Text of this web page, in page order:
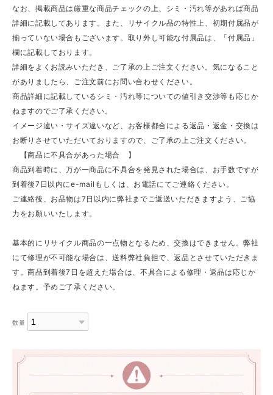
なお、掲載商品は厳重な商品チェックの上、シミ・汚れ等があれば商品
詳細に記載してあります。また、リサイクル品の特性上、初期付属品が
揃っていない場合もございます。取り外し可能な付属品は、「付属品」
欄に記載しております。
詳細をよくお読みいただき、ご了承の上ご注文ください。気になること
がありましたら、ご注文前にお問い合わせください。
商品詳細に記載しているシミ・汚れ等についての値引き交渉等も応じか
ねますのでご了承ください。
イメージ違い・サイズ違いなど、お客様都合による返品・返金・交換は
お断りさせていただいておりますので、ご了承の上ご注文ください。
【商品に不具合があった場合 】
商品到着時に、万が一商品に不具合を発見された場合は、お手数ですが
到着後7日以内にe-mailもしくは、お電話にてご連絡ください。
ご連絡後、お品物は7日以内に弊社までご返送いただきますよう、ご協
力をお願いいたします。
基本的にリサイクル商品の一点物となるため、交換はできません。弊社
にて修理が不可能な場合は、送料弊社負担で、返品とさせていただきま
す。商品到着後7日を超えた場合は、不具合による修理・返品は応じか
ねます。予めご了承ください。
数量